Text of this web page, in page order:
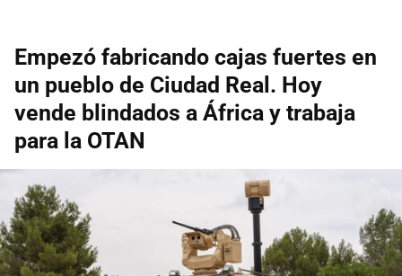
Empezó fabricando cajas fuertes en
un pueblo de Ciudad Real. Hoy
vende blindados a África y trabaja
para la OTAN